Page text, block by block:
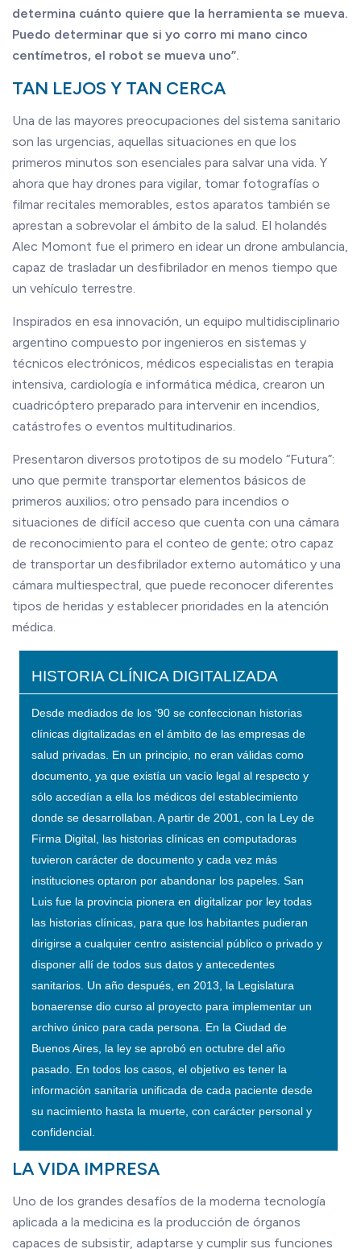
determina cuánto quiere que la herramienta se mueva.
Puedo determinar que si yo corro mi mano cinco
centímetros, el robot se mueva uno”.
TAN LEJOS Y TAN CERCA
Una de las mayores preocupaciones del sistema sanitario
son las urgencias, aquellas situaciones en que los
primeros minutos son esenciales para salvar una vida. Y
ahora que hay drones para vigilar, tomar fotografías o
filmar recitales memorables, estos aparatos también se
aprestan a sobrevolar el ámbito de la salud. El holandés
Alec Momont fue el primero en idear un drone ambulancia,
capaz de trasladar un desfibrilador en menos tiempo que
un vehículo terrestre.
Inspirados en esa innovación, un equipo multidisciplinario
argentino compuesto por ingenieros en sistemas y
técnicos electrónicos, médicos especialistas en terapia
intensiva, cardiología e informática médica, crearon un
cuadricóptero preparado para intervenir en incendios,
catástrofes o eventos multitudinarios.
Presentaron diversos prototipos de su modelo “Futura”:
uno que permite transportar elementos básicos de
primeros auxilios; otro pensado para incendios o
situaciones de difícil acceso que cuenta con una cámara
de reconocimiento para el conteo de gente; otro capaz
de transportar un desfibrilador externo automático y una
cámara multiespectral, que puede reconocer diferentes
tipos de heridas y establecer prioridades en la atención
médica.
HISTORIA CLÍNICA DIGITALIZADA
Desde mediados de los ‘90 se confeccionan historias
clínicas digitalizadas en el ámbito de las empresas de
salud privadas. En un principio, no eran válidas como
documento, ya que existía un vacío legal al respecto y
sólo accedían a ella los médicos del establecimiento
donde se desarrollaban. A partir de 2001, con la Ley de
Firma Digital, las historias clínicas en computadoras
tuvieron carácter de documento y cada vez más
instituciones optaron por abandonar los papeles. San
Luis fue la provincia pionera en digitalizar por ley todas
las historias clínicas, para que los habitantes pudieran
dirigirse a cualquier centro asistencial público o privado y
disponer allí de todos sus datos y antecedentes
sanitarios. Un año después, en 2013, la Legislatura
bonaerense dio curso al proyecto para implementar un
archivo único para cada persona. En la Ciudad de
Buenos Aires, la ley se aprobó en octubre del año
pasado. En todos los casos, el objetivo es tener la
información sanitaria unificada de cada paciente desde
su nacimiento hasta la muerte, con carácter personal y
confidencial.
LA VIDA IMPRESA
Uno de los grandes desafíos de la moderna tecnología
aplicada a la medicina es la producción de órganos
capaces de subsistir, adaptarse y cumplir sus funciones